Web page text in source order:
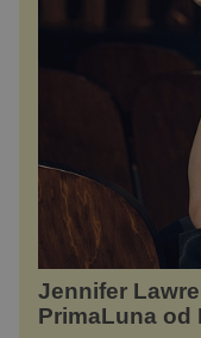
Jennifer
PrimaLuna od